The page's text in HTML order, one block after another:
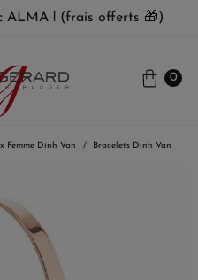
ALMA ! (frais offerts 🎁)
0
Femme Dinh Van Bracelets Dinh Van